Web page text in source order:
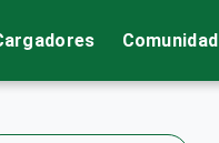
Comunidad